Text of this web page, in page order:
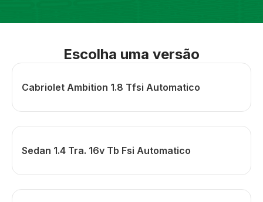
Escolha uma versão
Cabriolet Ambition 1.8 Tfsi Automatico
Sedan 1.4 Tra. 16v Tb Fsi Automatico